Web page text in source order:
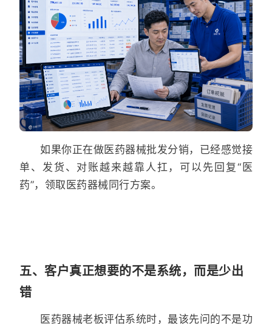
如果你正在做医药器械批发分销，已经感觉接
单、发货、对账越来越靠人扛，可以先回复“医
药”，领取医药器械同行方案。
五、客户真正想要的不是系统，而是少出
错
医药器械老板评估系统时，最该先问的不是功